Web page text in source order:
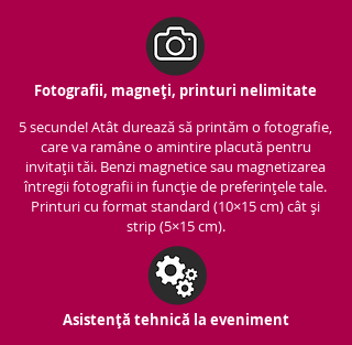
Fotografii, magneți, printuri nelimitate
5 secunde! Atât durează să printăm o fotografie,
care va ramâne o amintire placută pentru
invitații tăi. Benzi magnetice sau magnetizarea
întregii fotografii in funcție de preferințele tale.
Printuri cu format standard (10×15 cm) cât și
strip (5×15 cm).
Asistență tehnică la eveniment